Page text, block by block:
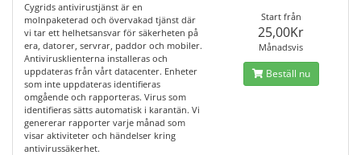
Cygrids antivirustjänst är en
molnpaketerad och övervakad tjänst där
vi tar ett helhetsansvar för säkerheten på
era, datorer, servrar, paddor och mobiler.
Antivirusklienterna installeras och
uppdateras från vårt datacenter. Enheter
som inte uppdateras identifieras
omgående och rapporteras. Virus som
identifieras sätts automatisk i karantän. Vi
genererar rapporter varje månad som
visar aktiviteter och händelser kring
antivirussäkerhet.
Start från
25,00Kr
Månadsvis
Beställ nu